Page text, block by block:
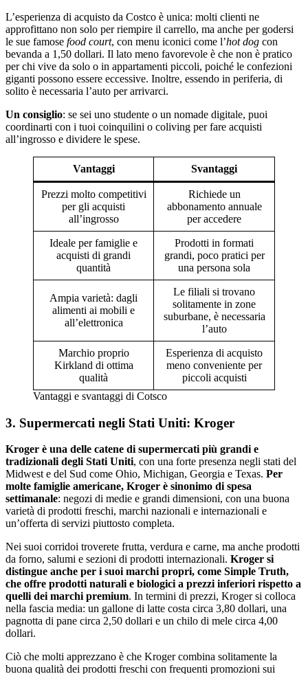
L’esperienza di acquisto da Costco è unica: molti clienti ne
approfittano non solo per riempire il carrello, ma anche per godersi
le sue famose food court, con menu iconici come l’hot dog con
bevanda a 1,50 dollari. Il lato meno favorevole è che non è pratico
per chi vive da solo o in appartamenti piccoli, poiché le confezioni
giganti possono essere eccessive. Inoltre, essendo in periferia, di
solito è necessaria l’auto per arrivarci.
Un consiglio: se sei uno studente o un nomade digitale, puoi
coordinarti con i tuoi coinquilini o coliving per fare acquisti
all’ingrosso e dividere le spese.
Vantaggi Svantaggi
Prezzi molto competitivi
per gli acquisti
all’ingrosso
Richiede un
abbonamento annuale
per accedere
Ideale per famiglie e
acquisti di grandi
quantità
Prodotti in formati
grandi, poco pratici per
una persona sola
Ampia varietà: dagli
alimenti ai mobili e
all’elettronica
Le filiali si trovano
solitamente in zone
suburbane, è necessaria
l’auto
Marchio proprio
Kirkland di ottima
qualità
Esperienza di acquisto
meno conveniente per
piccoli acquisti
Vantaggi e svantaggi di Cotsco
3. Supermercati negli Stati Uniti: Kroger
Kroger è una delle catene di supermercati più grandi e
tradizionali degli Stati Uniti, con una forte presenza negli stati del
Midwest e del Sud come Ohio, Michigan, Georgia e Texas. Per
molte famiglie americane, Kroger è sinonimo di spesa
settimanale: negozi di medie e grandi dimensioni, con una buona
varietà di prodotti freschi, marchi nazionali e internazionali e
un’offerta di servizi piuttosto completa.
Nei suoi corridoi troverete frutta, verdura e carne, ma anche prodotti
da forno, salumi e sezioni di prodotti internazionali. Kroger si
distingue anche per i suoi marchi propri, come Simple Truth,
che offre prodotti naturali e biologici a prezzi inferiori rispetto a
quelli dei marchi premium. In termini di prezzi, Kroger si colloca
nella fascia media: un gallone di latte costa circa 3,80 dollari, una
pagnotta di pane circa 2,50 dollari e un chilo di mele circa 4,00
dollari.
Ciò che molti apprezzano è che Kroger combina solitamente la
buona qualità dei prodotti freschi con frequenti promozioni sui